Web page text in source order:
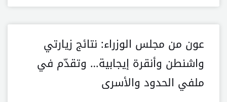
عون من مجلس الوزراء: نتائج زيارتي
واشنطن وأنقرة إيجابية… وتقدّم في
ملفي الحدود والأسرى